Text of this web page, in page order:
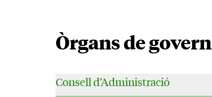
Òrgans de govern
Consell d’Administració